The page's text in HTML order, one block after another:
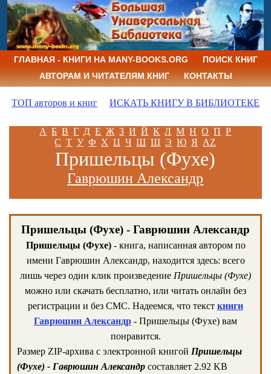
ГЛАВНАЯ - КНИГИ НА MANY-BOOKS.ORG
ПОИСК КНИГ
АВТОРАМ И ЧИТАТЕЛЯМ КНИГ
КОНТАКТЫ
ТОП авторов и книг ИСКАТЬ КНИГУ В БИБЛИОТЕКЕ
А Б В Г Д Е Ж З И Й К Л М Н О П Р
С Т У Ф Х Ц Ч Ш Щ Э Ю Я AZ
Пришельцы (Фухе)
Гаврюшин Александр
Пришельцы (Фухе) - Гаврюшин Александр
Пришельцы (Фухе)- книга, написанная автором по
имени Гаврюшин Александр, находится здесь: всего
лишь через один клик произведение Пришельцы (Фухе)
можно или скачать бесплатно, или читать онлайн без
регистрации и без СМС. Надеемся, что текст книги
Гаврюшин Александр - Пришельцы (Фухе) вам
понравится.
Размер ZIP-архива c электронной книгой Пришельцы
(Фухе) - Гаврюшин Александр составляет 2.92 KB